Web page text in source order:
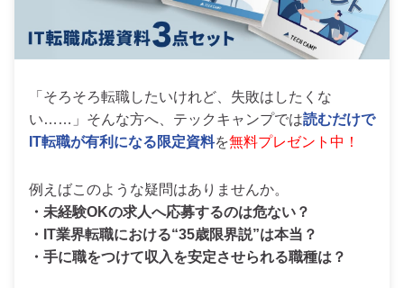
「そろそろ転職したいけれど、失敗はしたくな
い……」そんな方へ、テックキャンプでは読むだけで
IT転職が有利になる限定資料を無料プレゼント中！
例えばこのような疑問はありませんか。
・未経験OKの求人へ応募するのは危ない？
・IT業界転職における“35歳限界説”は本当？
・手に職をつけて収入を安定させられる職種は？